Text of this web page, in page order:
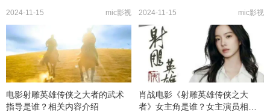
2024-11-15 mic影视 2024-11-15 mic影视
电影射雕英雄传侠之大者的武术
指导是谁？相关内容介绍
肖战电影《射雕英雄传侠之大
者》女主角是谁？女主演员相关